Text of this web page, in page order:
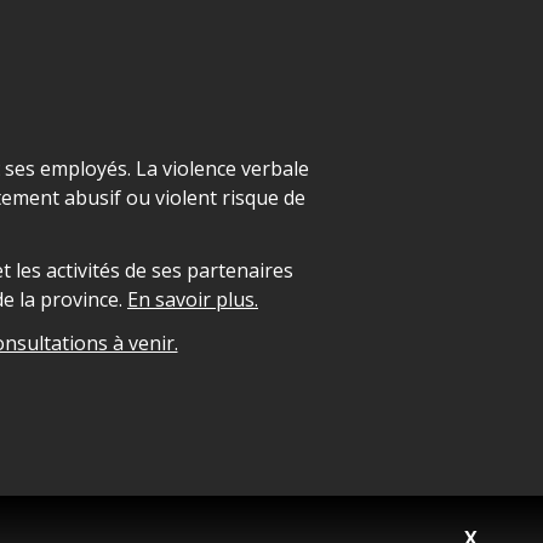
employés. La violence verbale
abusif ou violent risque de
les activités de ses partenaires
la province. En savoir plus.
à venir.